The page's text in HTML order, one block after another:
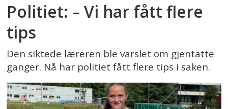
Politiet: – Vi har fått flere
tips
Den siktede læreren ble varslet om gjentatte
ganger. Nå har politiet fått flere tips i saken.